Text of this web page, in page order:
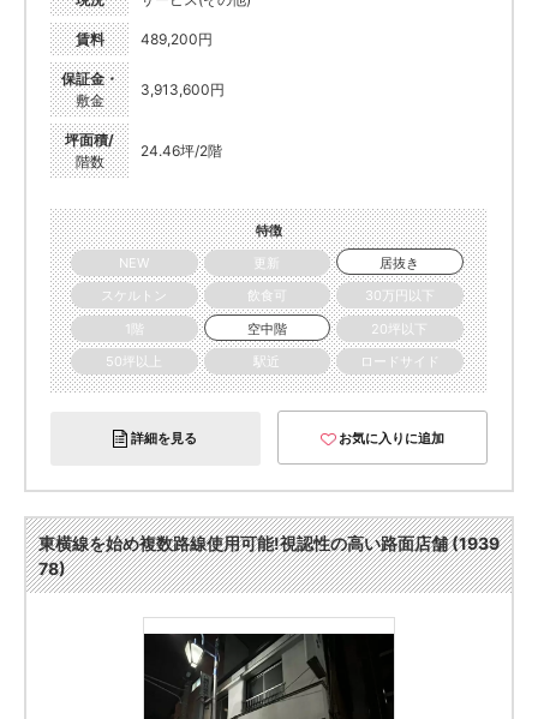
賃料 489,200円
保証金・
敷金
3,913,600円
坪面積/
階数
24.46坪/2階
特徴
NEW
更新
居抜き
スケルトン
飲食可
30万円以下
1階
空中階
20坪以下
50坪以上
駅近 ロードサイド
詳細を見る お気に入りに追加
東横線を始め複数路線使用可能!視認性の高い路面店舗 (1939
78)